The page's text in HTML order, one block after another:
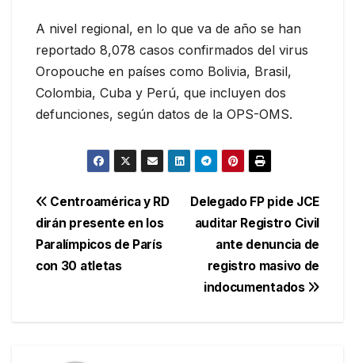
A nivel regional, en lo que va de año se han
reportado 8,078 casos confirmados del virus
Oropouche en países como Bolivia, Brasil,
Colombia, Cuba y Perú, que incluyen dos
defunciones, según datos de la OPS-OMS.
Navegación
de
entradas
Delegado FP pide JCE
auditar Registro Civil
ante denuncia de
registro masivo de
indocumentados
Centroamérica y RD
dirán presente en los
Paralímpicos de París
con 30 atletas